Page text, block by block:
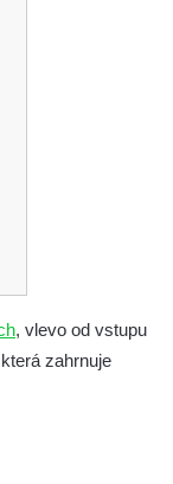
, vlevo od vstupu
zahrnuje